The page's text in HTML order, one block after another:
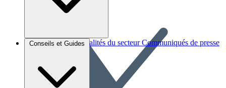
Brèves et actus Actualités du secteur Communiqués de presse
Conseils et Guides